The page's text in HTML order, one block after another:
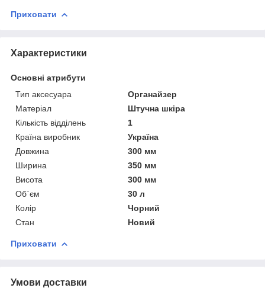
Приховати
Характеристики
Основні атрибути
Тип аксесуара
Органайзер
Матеріал
Штучна шкіра
Кількість відділень
1
Країна виробник
Україна
Довжина
300 мм
Ширина
350 мм
Висота
300 мм
Об`єм
30 л
Колір
Чорний
Стан
Новий
Приховати
Умови доставки